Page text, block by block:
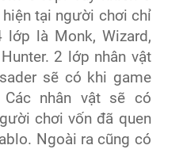
tại người chơi chỉ
là Monk, Wizard,
2 lớp nhân vật
sẽ có khi game
nhân vật sẽ có
chơi vốn đã quen
Ngoài ra cũng có